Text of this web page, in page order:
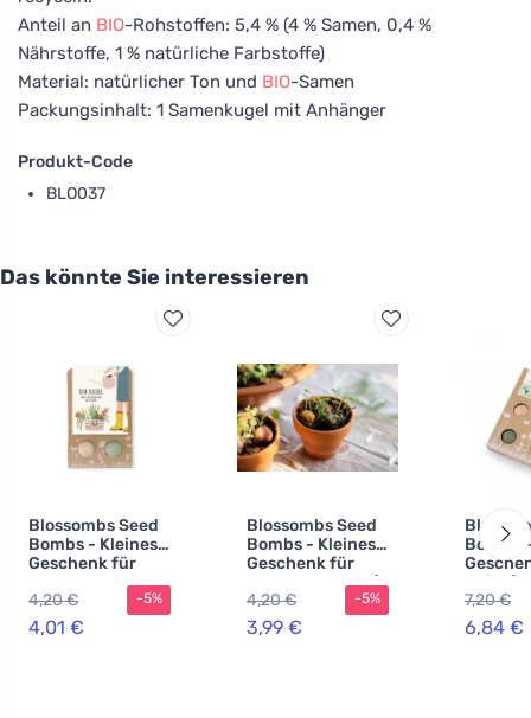
Anteil an BIO-Rohstoffen: 5,4 % (4 % Samen, 0,4 %
Nährstoffe, 1 % natürliche Farbstoffe)
Material: natürlicher Ton und BIO-Samen
Packungsinhalt: 1 Samenkugel mit Anhänger
Produkt-Code
BLO037
Das könnte Sie interessieren
Blossombs Seed
Bombs - Kleines
Geschenk für
Lehrer - Blumen
(2 Stück)
4,20 €
4,01 €
-5%
Blossombs Seed
Bombs - Kleines
Geschenk für
Lehrer - Bunny (2
Stück)
4,20 €
3,99 €
-5%
Bombs
Stück) -
7,20 €
6,84 €